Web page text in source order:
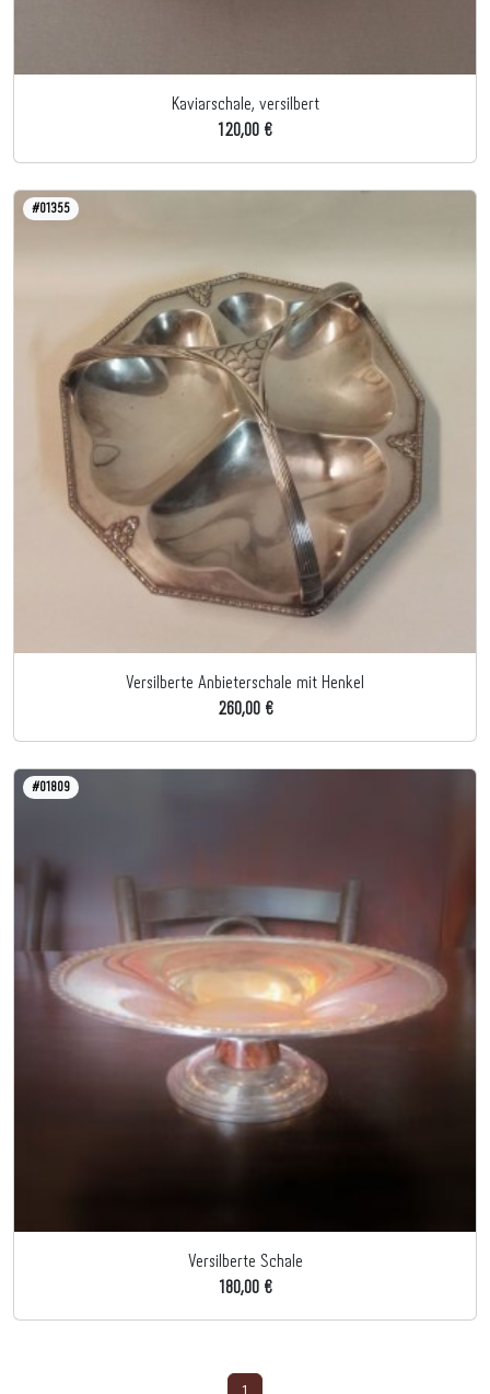
Kaviarschale, versilbert
120,00 €
#01355
Versilberte Anbieterschale mit Henkel
260,00 €
#01809
Versilberte Schale
180,00 €